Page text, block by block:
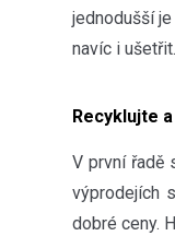
jednodušší
navíc i
Recyklujte
V první řadě
výprodejích
dobré ceny.